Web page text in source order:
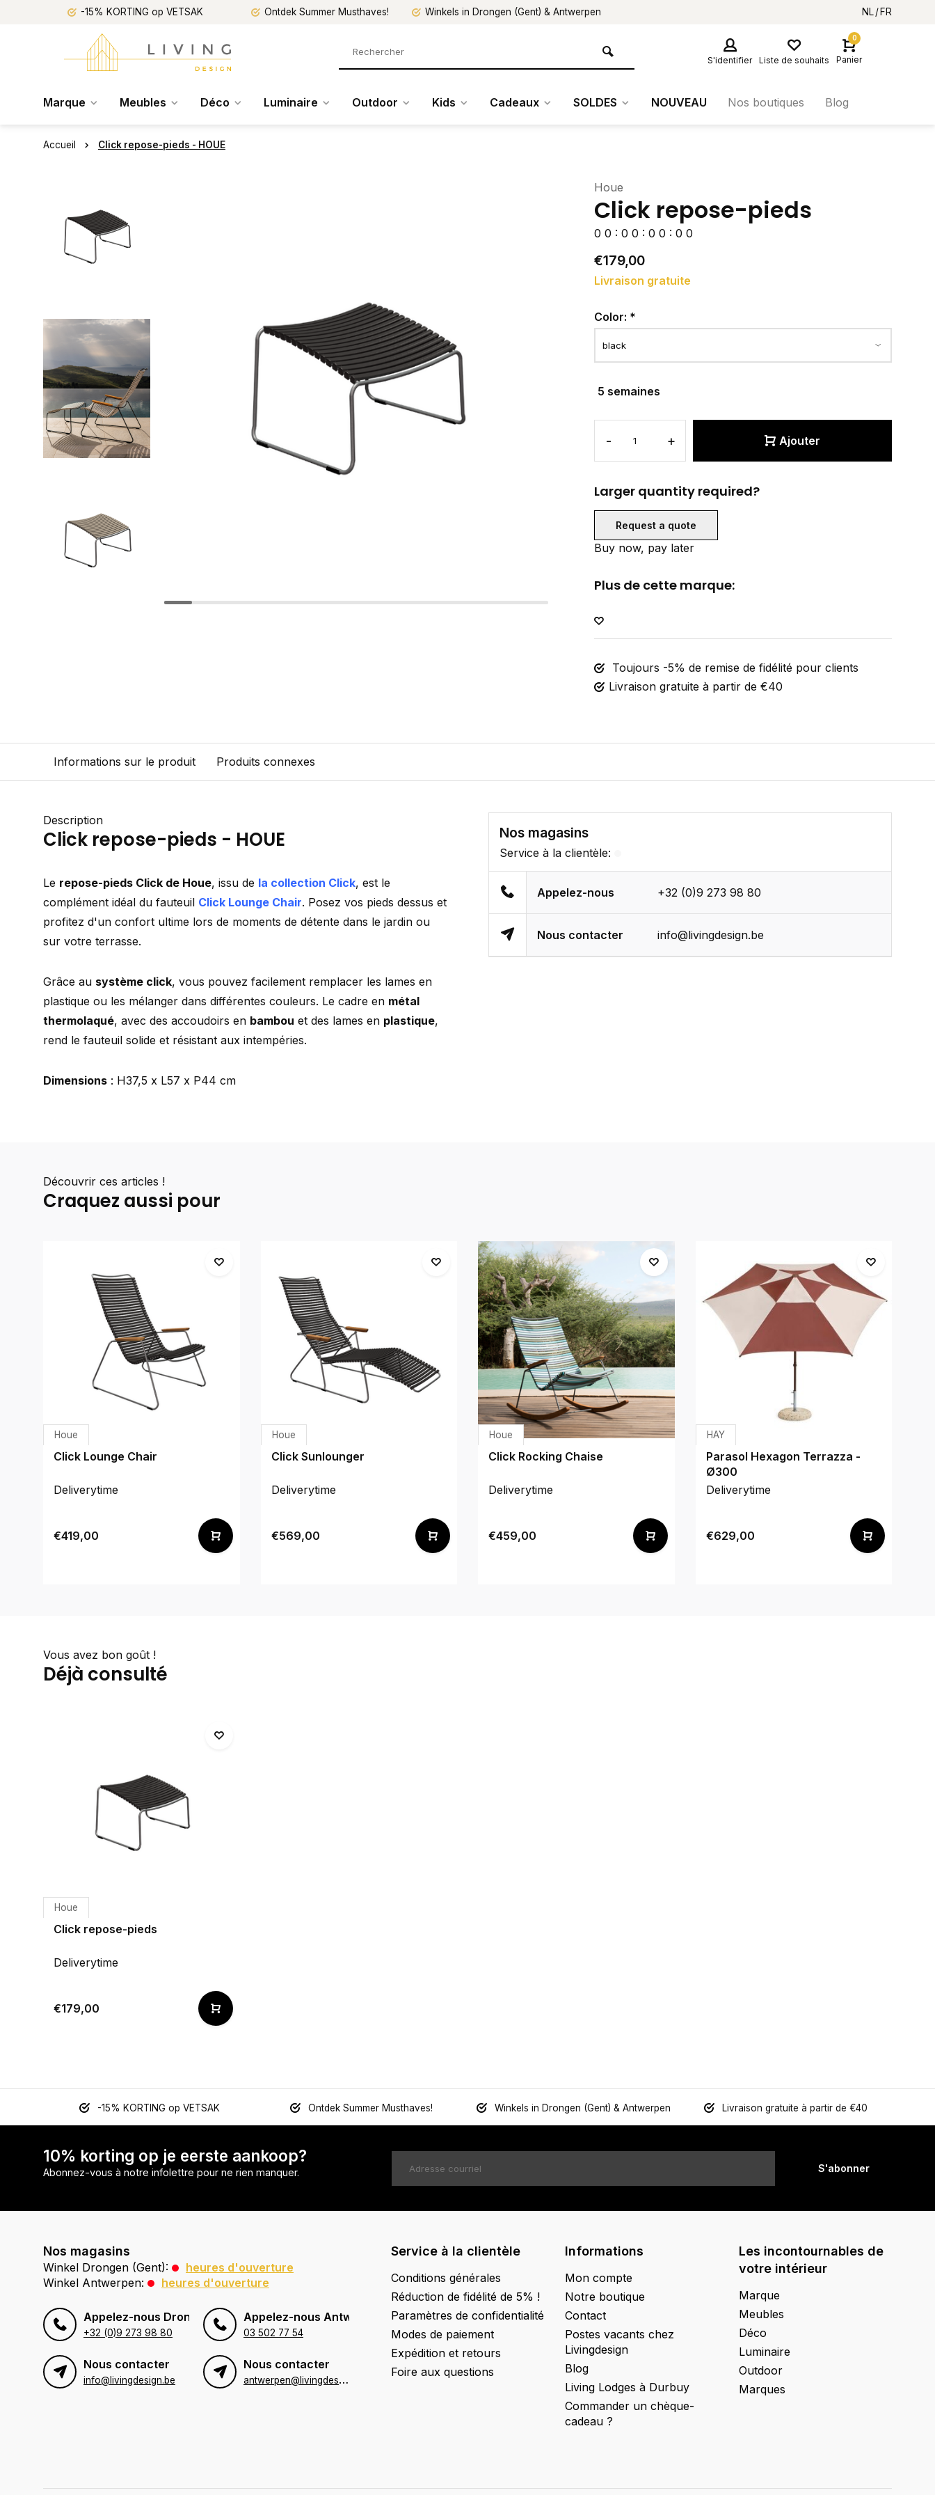
-15% KORTING op VETSAK Ontdek Summer Musthaves! Winkels in Drongen (Gent) & Antwerpen NL FR
S'identifier Liste de souhaits
0
Panier
Marque Meubles Déco Luminaire Outdoor Kids Cadeaux SOLDES NOUVEAU Nos boutiques Blog
Accueil Click repose-pieds - HOUE
Houe
Click repose-pieds
0 0 : 0 0 : 0 0 : 0 0
€179,00
Livraison gratuite
Color: *
5 semaines
- + Ajouter
Larger quantity required?
Request a quote
Buy now, pay later
Plus de cette marque:
Toujours -5% de remise de fidélité pour clients
Livraison gratuite à partir de €40
Informations sur le produit Produits connexes
Description
Click repose-pieds - HOUE
Le repose-pieds Click de Houe, issu de la collection Click, est le
complément idéal du fauteuil Click Lounge Chair. Posez vos pieds dessus et
profitez d'un confort ultime lors de moments de détente dans le jardin ou
sur votre terrasse.
Grâce au système click, vous pouvez facilement remplacer les lames en
plastique ou les mélanger dans différentes couleurs. Le cadre en métal
thermolaqué, avec des accoudoirs en bambou et des lames en plastique,
rend le fauteuil solide et résistant aux intempéries.
Dimensions : H37,5 x L57 x P44 cm
Nos magasins
Service à la clientèle:
Appelez-nous +32 (0)9 273 98 80
Nous contacter info@livingdesign.be
Découvrir ces articles !
Craquez aussi pour
Houe
Click Lounge Chair
Deliverytime
€419,00
Houe
Click Sunlounger
Deliverytime
€569,00
Houe
Click Rocking Chaise
Deliverytime
€459,00
HAY
Parasol Hexagon Terrazza -
Ø300
Deliverytime
€629,00
Vous avez bon goût !
Déjà consulté
Houe
Click repose-pieds
Deliverytime
€179,00
-15% KORTING op VETSAK Ontdek Summer Musthaves! Winkels in Drongen (Gent) & Antwerpen Livraison gratuite à partir de €40
10% korting op je eerste aankoop?
Abonnez-vous à notre infolettre pour ne rien manquer. S'abonner
Nos magasins
Winkel Drongen (Gent):
heures d'ouverture
Winkel Antwerpen:
heures d'ouverture
Appelez-nous Drongen (Gent)
+32 (0)9 273 98 80
Appelez-nous Antwerpen
03 502 77 54
Nous contacter
info@livingdesign.be
Nous contacter
a
ntwerpen@livingdesign.be
Service à la clientèle
Conditions générales
Réduction de fidélité de 5% !
Paramètres de confidentialité
Modes de paiement
Expédition et retours
Foire aux questions
Informations
Mon compte
Notre boutique
Contact
Postes vacants chez
Livingdesign
Blog
Living Lodges à Durbuy
Commander un chèque-
cadeau ?
Les incontournables de
votre intérieur
Marque
Meubles
Déco
Luminaire
Outdoor
Marques